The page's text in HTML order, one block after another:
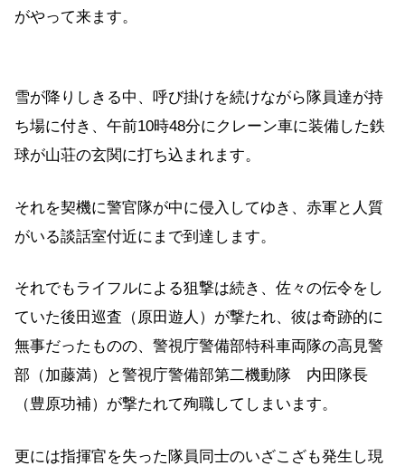
がやって来ます。
雪が降りしきる中、呼び掛けを続けながら隊員達が持
ち場に付き、午前10時48分にクレーン車に装備した鉄
球が山荘の玄関に打ち込まれます。
それを契機に警官隊が中に侵入してゆき、赤軍と人質
がいる談話室付近にまで到達します。
それでもライフルによる狙撃は続き、佐々の伝令をし
ていた後田巡査（原田遊人）が撃たれ、彼は奇跡的に
無事だったものの、警視庁警備部特科車両隊の高見警
部（加藤満）と警視庁警備部第二機動隊 内田隊長
（豊原功補）が撃たれて殉職してしまいます。
更には指揮官を失った隊員同士のいざこざも発生し現